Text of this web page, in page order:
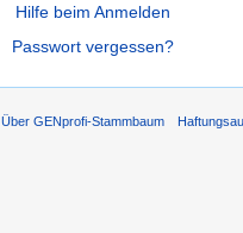
Hilfe beim Anmelden
Passwort vergessen?
Über GENprofi-Stammbaum